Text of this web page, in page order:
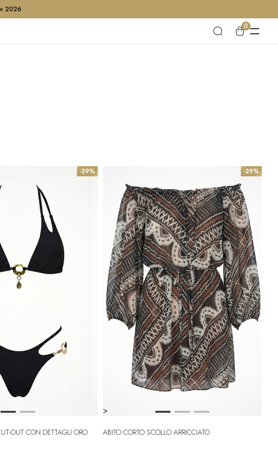
2026
0
-29%
OUT CON DETTAGLI ORO
-29%
>
ABITO CORTO SCOLLO ARRICCIATO